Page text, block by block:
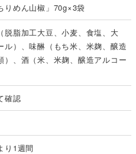
りめん山椒」70g×3袋
脱脂加工大豆、小麦、食塩、大
ル）、味醂（もち米、米麹、醸造
）、酒（米、米麹、醸造アルコー
確認
り1週間